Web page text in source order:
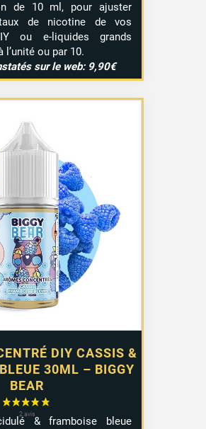
de 10 ml, pour ajuster
de nicotine de vos
ou e-liquides grands
ou par 10.
sur le web: 9,90€
DIY CASSIS &
30ML – BIGGY
BEAR
& framboise bleue